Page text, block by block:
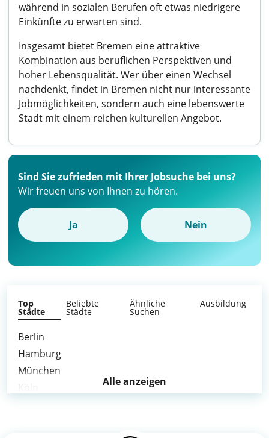
während in sozialen Berufen oft etwas niedrigere
Einkünfte zu erwarten sind.
Insgesamt bietet Bremen eine attraktive
Kombination aus beruflichen Perspektiven und
hoher Lebensqualität. Wer über einen Wechsel
nachdenkt, findet in Bremen nicht nur interessante
Jobmöglichkeiten, sondern auch eine lebenswerte
Stadt mit einem reichen kulturellen Angebot.
Sind Sie zufrieden mit Ihrer Jobsuche bei uns?
Wir freuen uns von Ihnen zu hören.
Ja Nein
Top
Städte
Beliebte
Städte
Ähnliche
Suchen
Ausbildung
Berlin
Hamburg
München
Alle anzeigen